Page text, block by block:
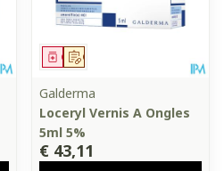
Op voorschrift
Geneesmiddel
Galderma
Loceryl Vernis A Ongles
5ml 5%
€ 43,11